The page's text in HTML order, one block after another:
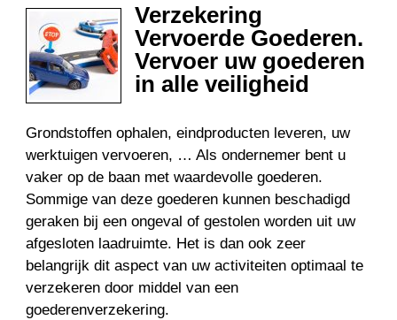
Verzekering
Vervoerde Goederen.
Vervoer uw goederen
in alle veiligheid
Grondstoffen ophalen, eindproducten leveren, uw
werktuigen vervoeren, … Als ondernemer bent u
vaker op de baan met waardevolle goederen.
Sommige van deze goederen kunnen beschadigd
geraken bij een ongeval of gestolen worden uit uw
afgesloten laadruimte. Het is dan ook zeer
belangrijk dit aspect van uw activiteiten optimaal te
verzekeren door middel van een
goederenverzekering.